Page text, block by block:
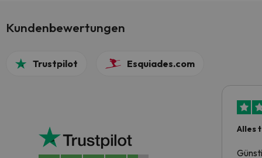
Kundenbewertungen
Trustpilot Esquiades.com
Alles